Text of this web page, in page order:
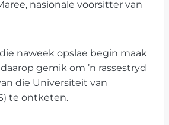
nasionale voorsitter van
naweek opslae begin maak
gemik om ’n rassestryd
die Universiteit van
te ontketen.